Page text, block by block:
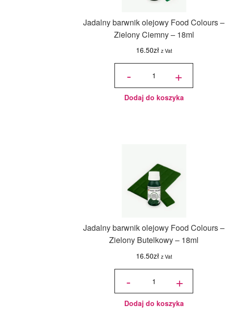
Jadalny barwnik olejowy Food Colours –
Zielony Ciemny – 18ml
16.50zł z Vat
-
ilość
olejowy
Food
-
Zielony
- 18ml
+
Dodaj do koszyka
Jadalny barwnik olejowy Food Colours –
Zielony Butelkowy – 18ml
16.50zł z Vat
-
ilość
olejowy
Food
Zielony
Butelkowy
+
Dodaj do koszyka